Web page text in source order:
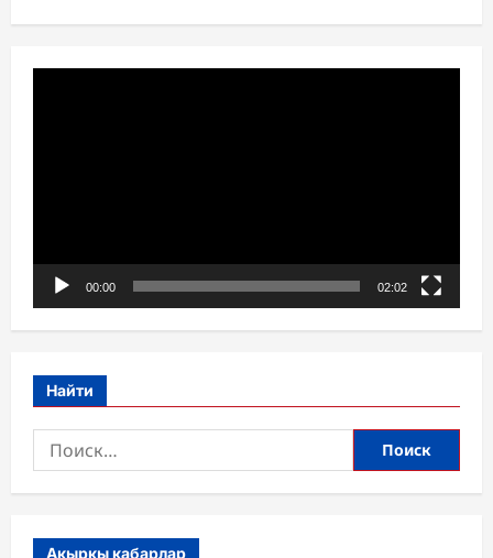
жаңылык!
00:00 02:02
Найти
Найти:
Акыркы кабарлар